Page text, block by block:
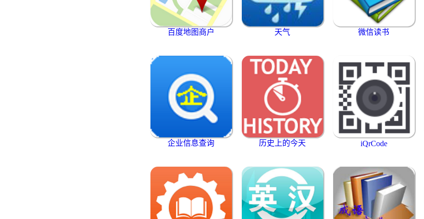
百度地图商户 天气 微信读书
企业信息查询 历史上的今天 iQrCode